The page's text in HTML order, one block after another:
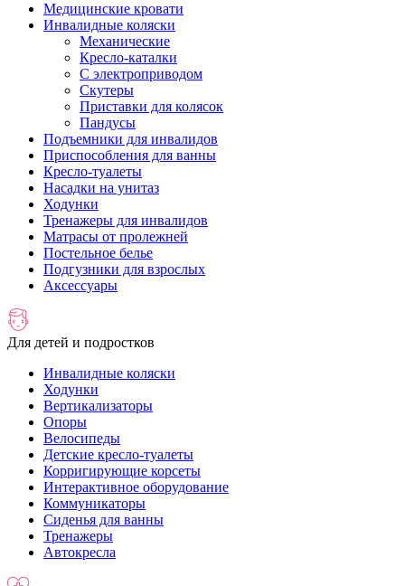
Медицинские кровати
Инвалидные коляски
Механические
Кресло-каталки
С электроприводом
Скутеры
Приставки для колясок
Пандусы
Подъемники для инвалидов
Приспособления для ванны
Кресло-туалеты
Насадки на унитаз
Ходунки
Тренажеры для инвалидов
Матрасы от пролежней
Постельное белье
Подгузники для взрослых
Аксессуары
Для детей и подростков
Инвалидные коляски
Ходунки
Вертикализаторы
Опоры
Велосипеды
Детские кресло-туалеты
Корригирующие корсеты
Интерактивное оборудование
Коммуникаторы
Сиденья для ванны
Тренажеры
Автокресла